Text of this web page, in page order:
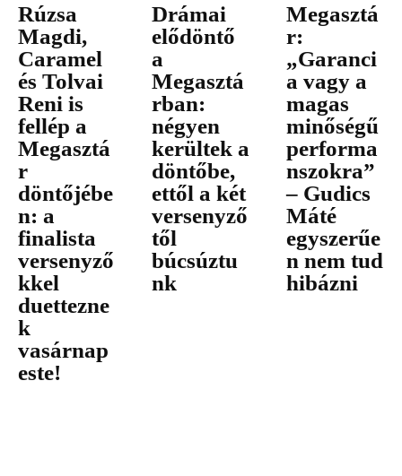
Rúzsa
Magdi,
Caramel
és Tolvai
Reni is
fellép a
Megasztá
r
döntőjébe
n: a
finalista
versenyző
kkel
duettezne
k
vasárnap
este!
Drámai
elődöntő
a
Megasztá
rban:
négyen
kerültek a
döntőbe,
ettől a két
versenyző
től
búcsúztu
nk
Megasztá
r:
„Garanci
a vagy a
magas
minőségű
performa
nszokra”
– Gudics
Máté
egyszerűe
n nem tud
hibázni